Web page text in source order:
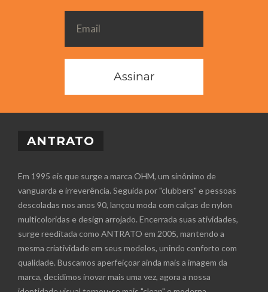
Assinar
ANTRATO
Em 1995 eis que surge a marca OHM, um sinônimo de
vanguarda e irreverência. Seguida por "clubbers" e pessoas
descoladas nos anos 90, lançou moda com calças de nylon
multicoloridas e design arrojado. Encerrada suas atividades,
surge reeditada como ANTRATO em 2005, mantendo a
mesma criatividade em seus modelos, unindo conforto com
qualidade. Buscamos aperfeiçoar ainda mais a imagem da
marca, decidimos inovar mais uma vez, agora a nossa